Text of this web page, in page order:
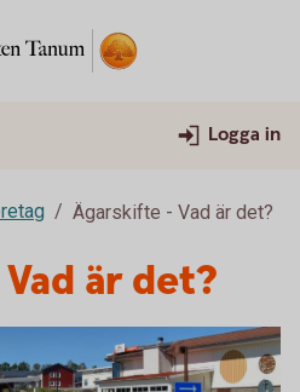
Logga in
Ägarskifte - Vad är det?
är det?